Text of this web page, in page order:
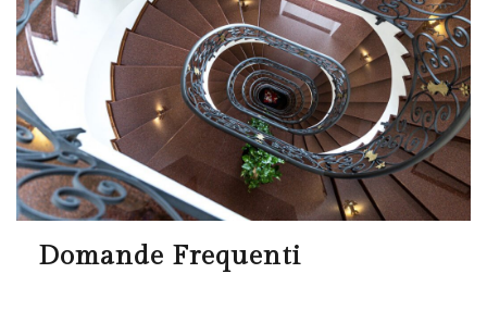
Domande Frequenti